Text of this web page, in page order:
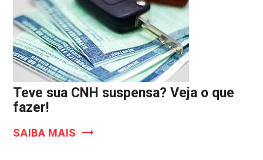
Teve sua CNH suspensa? Veja o que
fazer!
SAIBA MAIS